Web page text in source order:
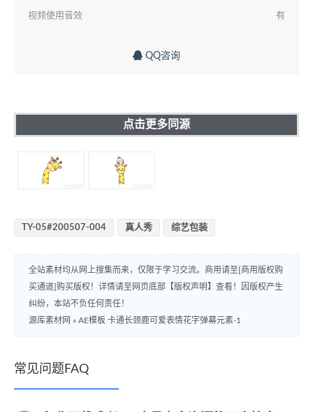
视频使用音效 有
QQ咨询
点击更多同源
TY-05#200507-004 真人秀 综艺包装
全站素材均从网上搜集而来，仅限于学习交流。商用请至[商用版权购
买通道]购买版权！详情请至网页底部【版权声明】查看！因版权产生
纠纷，本站不负任何责任！
源库素材网 » AE模板 卡通长颈鹿可爱表情花字弹幕元素-1
常见问题FAQ